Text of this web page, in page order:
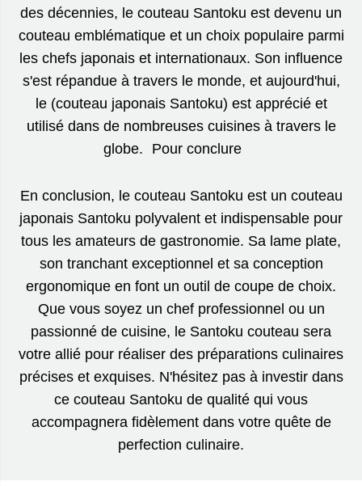
des décennies, le couteau Santoku est devenu un
couteau emblématique et un choix populaire parmi
les chefs japonais et internationaux. Son influence
s'est répandue à travers le monde, et aujourd'hui,
le (couteau japonais Santoku) est apprécié et
utilisé dans de nombreuses cuisines à travers le
globe. Pour conclure
En conclusion, le couteau Santoku est un couteau
japonais Santoku polyvalent et indispensable pour
tous les amateurs de gastronomie. Sa lame plate,
son tranchant exceptionnel et sa conception
ergonomique en font un outil de coupe de choix.
Que vous soyez un chef professionnel ou un
passionné de cuisine, le Santoku couteau sera
votre allié pour réaliser des préparations culinaires
précises et exquises. N'hésitez pas à investir dans
ce couteau Santoku de qualité qui vous
accompagnera fidèlement dans votre quête de
perfection culinaire.